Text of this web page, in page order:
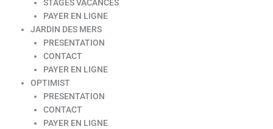
STAGES VACANCES
PAYER EN LIGNE
JARDIN DES MERS
PRESENTATION
CONTACT
PAYER EN LIGNE
OPTIMIST
PRESENTATION
CONTACT
PAYER EN LIGNE